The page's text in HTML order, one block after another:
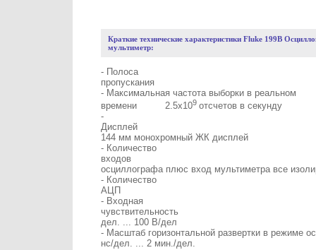
Краткие технические характеристики Fluke 199B
мультиметр:
- Полоса
пропускания
- Максимальная частота выборки в реальном
времени 2.5х109 отсчетов в секунду
-
144 мм монохромный ЖК дисплей
- Количество
входов 2
осциллографа плюс вход мультиметра все
- Количество
АЦП
- Входная
дел. ... 100 В/дел
- Масштаб горизонтальной развертки в режиме
нс/дел. ... 2 мин./дел.